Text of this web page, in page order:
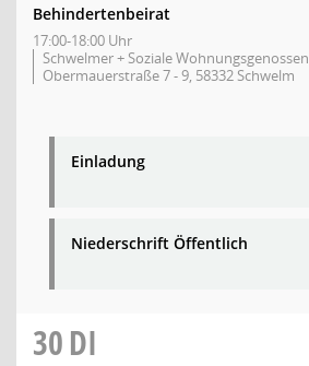
Behindertenbeirat
17:00-18:00 Uhr
Schwelmer + Soziale
Obermauerstraße 7 - 9, 58332 Schwelm
Einladung
Niederschrift Öffentlich
30DI